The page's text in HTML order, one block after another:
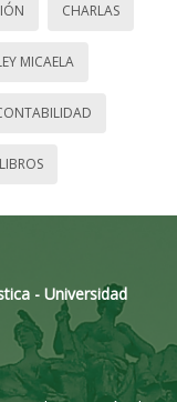
CHARLAS
MICAELA
LIBROS
- Universidad